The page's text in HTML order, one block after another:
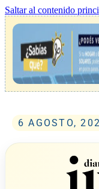
Saltar al contenido
6 AGOSTO,